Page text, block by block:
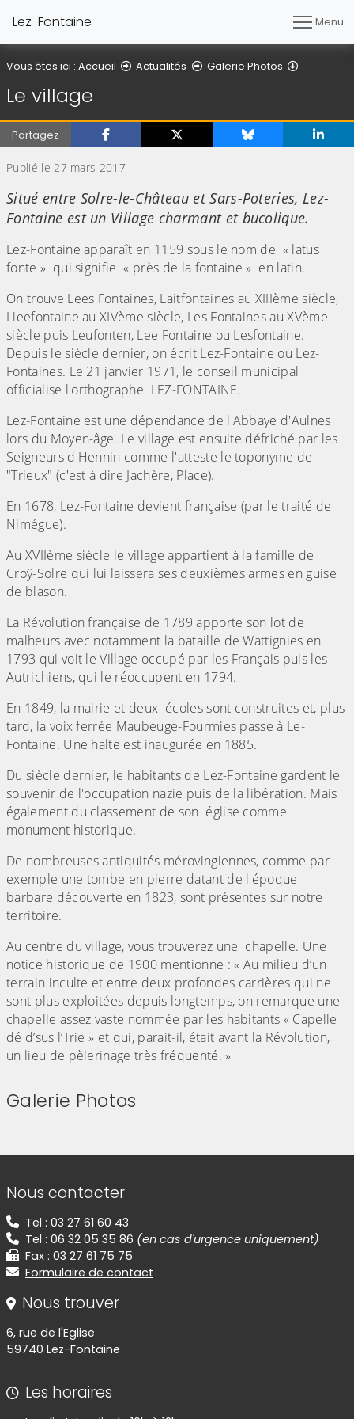
Lez-Fontaine Menu
Vous êtes ici : Accueil Actualités Galerie Photos
Le village
Partagez
Publié le 27 mars 2017
Situé entre Solre-le-Château et Sars-Poteries, Lez-
Fontaine est un Village charmant et bucolique.
Lez-Fontaine apparaît en 1159 sous le nom de « latus
fonte » qui signifie « près de la fontaine » en latin.
On trouve Lees Fontaines, Laitfontaines au XIIIème siècle,
Lieefontaine au XIVème siècle, Les Fontaines au XVème
siècle puis Leufonten, Lee Fontaine ou Lesfontaine.
Depuis le siècle dernier, on écrit Lez-Fontaine ou Lez-
Fontaines. Le 21 janvier 1971, le conseil municipal
officialise l'orthographe LEZ-FONTAINE.
Lez-Fontaine est une dépendance de l'Abbaye d'Aulnes
lors du Moyen-âge. Le village est ensuite défriché par les
Seigneurs d'Hennin comme l'atteste le toponyme de
"Trieux" (c'est à dire Jachère, Place).
En 1678, Lez-Fontaine devient française (par le traité de
Nimégue).
Au XVIIème siècle le village appartient à la famille de
Croÿ-Solre qui lui laissera ses deuxièmes armes en guise
de blason.
La Révolution française de 1789 apporte son lot de
malheurs avec notamment la bataille de Wattignies en
1793 qui voit le Village occupé par les Français puis les
Autrichiens, qui le réoccupent en 1794.
En 1849, la mairie et deux écoles sont construites et, plus
tard, la voix ferrée Maubeuge-Fourmies passe à Le-
Fontaine. Une halte est inaugurée en 1885.
Du siècle dernier, le habitants de Lez-Fontaine gardent le
souvenir de l'occupation nazie puis de la libération. Mais
également du classement de son église comme
monument historique.
De nombreuses antiquités mérovingiennes, comme par
exemple une tombe en pierre datant de l'époque
barbare découverte en 1823, sont présentes sur notre
territoire.
Au centre du village, vous trouverez une chapelle. Une
notice historique de 1900 mentionne : « Au milieu d’un
terrain inculte et entre deux profondes carrières qui ne
sont plus exploitées depuis longtemps, on remarque une
chapelle assez vaste nommée par les habitants « Capelle
dé d’sus l’Trie » et qui, parait-il, était avant la Révolution,
un lieu de pèlerinage très fréquenté. »
Galerie Photos
Informations de contact
Nous contacter
Tel : 03 27 61 60 43
Tel : 06 32 05 35 86 (en cas d'urgence uniquement)
Fax : 03 27 61 75 75
Formulaire de contact
Nous trouver
6, rue de l'Eglise
59740 Lez-Fontaine
Les horaires